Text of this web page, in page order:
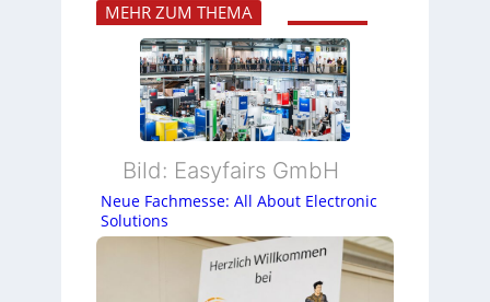
MEHR ZUM THEMA
Bild: Easyfairs GmbH
Neue Fachmesse: All About Electronic
Solutions